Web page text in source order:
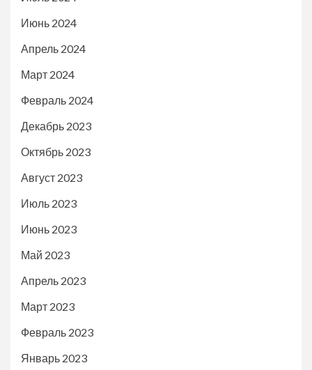
Июнь 2024
Апрель 2024
Март 2024
Февраль 2024
Декабрь 2023
Октябрь 2023
Август 2023
Июль 2023
Июнь 2023
Май 2023
Апрель 2023
Март 2023
Февраль 2023
Январь 2023